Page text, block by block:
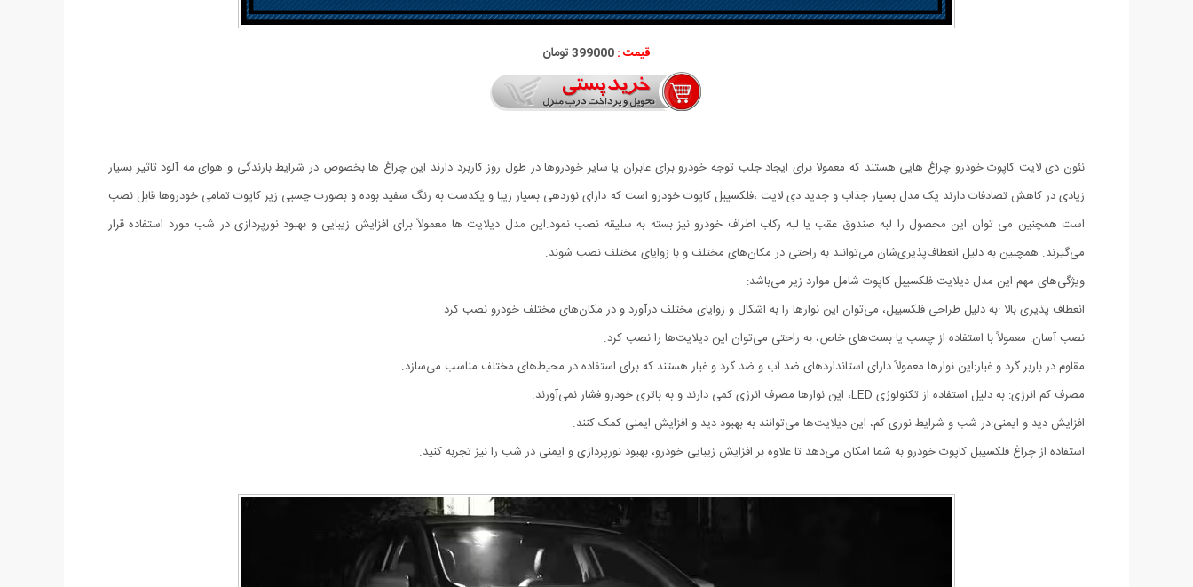
قیمت :399000 تومان
نئون دی لایت کاپوت خودرو چراغ هایی هستند که معمولا برای ایجاد جلب توجه خودرو برای عابران یا سایر خودروها در طول روز کاربرد دارند این چراغ ها بخصوص در شرایط بارندگی و هوای مه آلود تاثیر بسیار
زیادی در کاهش تصادفات دارند یک مدل بسیار جذاب و جدید دی لایت ،فلکسیبل کاپوت خودرو است که دارای نوردهی بسیار زیبا و یکدست به رنگ سفید بوده و بصورت چسبی زیر کاپوت تمامی خودروها قابل نصب
است همچنین می توان این محصول را لبه صندوق عقب یا لبه رکاب اطراف خودرو نیز بسته به سلیقه نصب نمود.این مدل دیلایت ها معمولاً برای افزایش زیبایی و بهبود نورپردازی در شب مورد استفاده قرار
می‌گیرند. همچنین به دلیل انعطاف‌پذیری‌شان می‌توانند به راحتی در مکان‌های مختلف و با زوایای مختلف نصب شوند.
ویژگی‌های مهم این مدل دیلایت فلکسیبل کاپوت شامل موارد زیر می‌باشد:
انعطاف پذیری بالا :به دلیل طراحی فلکسیبل، می‌توان این نوارها را به اشکال و زوایای مختلف درآورد و در مکان‌های مختلف خودرو نصب کرد.
نصب آسان: معمولاً با استفاده از چسب یا بست‌های خاص، به راحتی می‌توان این دیلایت‌ها را نصب کرد.
مقاوم در باربر گرد و غبار:این نوارها معمولاً دارای استانداردهای ضد آب و ضد گرد و غبار هستند که برای استفاده در محیط‌های مختلف مناسب می‌سازد.
مصرف کم انرژی: به دلیل استفاده از تکنولوژی LED، این نوارها مصرف انرژی کمی دارند و به باتری خودرو فشار نمی‌آورند.
افزایش دید و ایمنی:در شب و شرایط نوری کم، این دیلایت‌ها می‌توانند به بهبود دید و افزایش ایمنی کمک کنند.
استفاده از چراغ فلکسیبل کاپوت خودرو به شما امکان می‌دهد تا علاوه بر افزایش زیبایی خودرو، بهبود نورپردازی و ایمنی در شب را نیز تجربه کنید.